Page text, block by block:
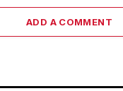
ADD A COMMENT